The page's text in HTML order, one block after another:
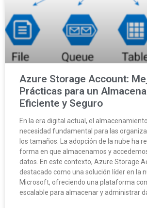
Azure Storage Account:
Prácticas para un
Eficiente y Seguro
En la era digital actual, el
necesidad fundamental para las
los tamaños. La adopción de la nube ha
forma en que almacenamos y
datos. En este contexto, Azure Storage
destacado como una solución líder en la
Microsoft, ofreciendo una plataforma
escalable para almacenar y administrar